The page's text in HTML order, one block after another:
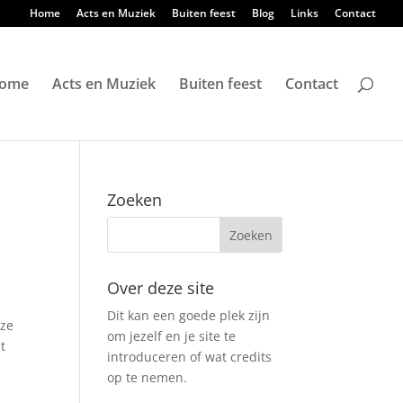
Home Acts en Muziek Buiten feest Blog Links Contact
Acts en Muziek Buiten feest Contact
Zoeken
Over deze site
Dit kan een goede plek zijn
om jezelf en je site te
introduceren of wat credits
op te nemen.